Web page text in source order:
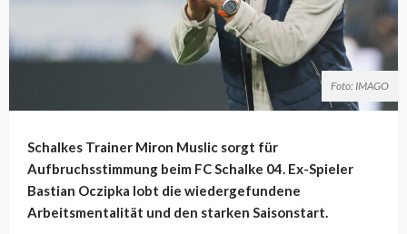
Foto: IMAGO
Schalkes Trainer Miron Muslic sorgt für
Aufbruchsstimmung beim FC Schalke 04. Ex-Spieler
Bastian Oczipka lobt die wiedergefundene
Arbeitsmentalität und den starken Saisonstart.